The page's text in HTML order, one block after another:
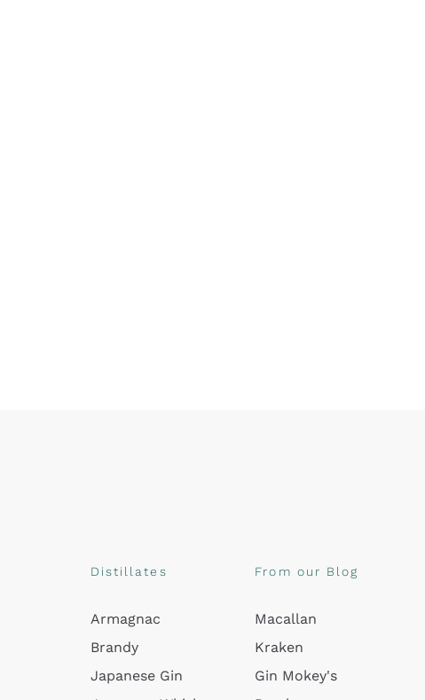
Distillates
Armagnac
Brandy
Japanese Gin
From our Blog
Macallan
Kraken
Gin Mokey's